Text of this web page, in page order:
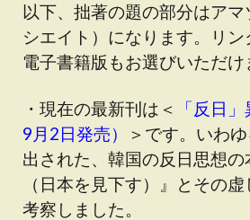
以下、拙著の題の部分はア
シエイト）になります。リ
電子書籍版もお選びいただけ
・現在の最新刊は＜
「反日
9月2日発売）
＞です。いわ
出された、韓国の反日思想の
（日本を見下す）』とその
考察しました。